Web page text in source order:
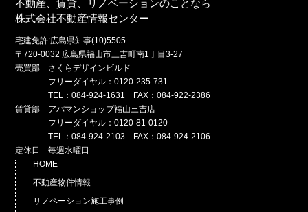
不動産、賃貸、リノベーションのことなら
株式会社不動産情報センター
宅建免許:広島県知事(10)5505
〒720-0032 広島県福山市三吉町南1丁目3-27
売買部 さくらデザインビルド
フリーダイヤル：0120-235-731
TEL：084-924-1631 FAX：084-922-2386
賃貸部 アパマンショップ福山三吉店
フリーダイヤル：0120-81-0120
TEL：084-924-2103 FAX：084-924-2106
定休日 毎週水曜日
HOME
不動産物件情報
リノベーション施工事例